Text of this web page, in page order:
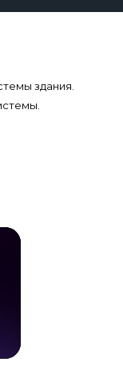
здания.